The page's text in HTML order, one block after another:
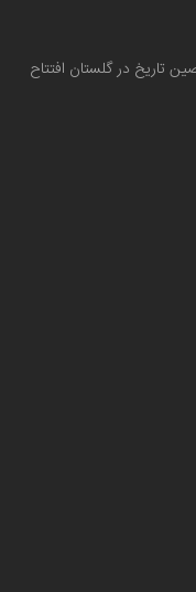
تاریخ در گلستان افتتاح